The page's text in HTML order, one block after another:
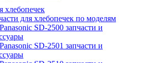
хлебопечек
для хлебопечек по моделям
SD-2500 запчасти и
SD-2501 запчасти и